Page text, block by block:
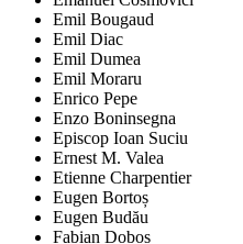
Emil Bougaud
Emil Diac
Emil Dumea
Emil Moraru
Enrico Pepe
Enzo Boninsegna
Episcop Ioan Suciu
Ernest M. Valea
Etienne Charpentier
Eugen Bortoș
Eugen Budău
Fabian Dobos